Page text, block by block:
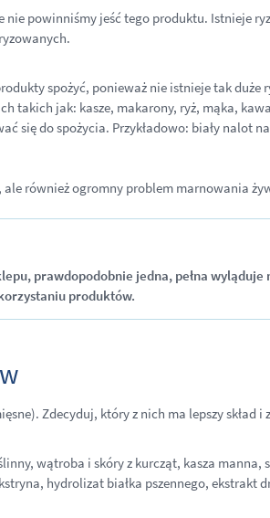
powinniśmy jeść tego produktu. Istnieje
spożyć, ponieważ nie istnieje tak duże
takich jak: kasze, makarony, ryż, mąka,
się do spożycia. Przykładowo: biały nalot
również ogromny problem marnowania
prawdopodobnie jedna, pełna
produktów.
Zdecyduj, który z nich ma lepszy skład i
wątroba i skóry z kurcząt, kasza
hydrolizat białka pszennego, ekstrakt